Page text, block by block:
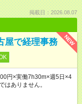
掲載日：2026.08.07
NEW
屋で経理事務
円×実働7h30m×週5日×4
ありません。